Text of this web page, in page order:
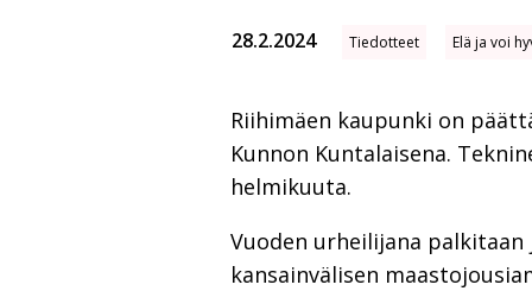
28.2.2024 Tiedotteet Elä ja voi
Riihimäen kaupunki on
Kunnon Kuntalaisena.
helmikuuta.
Vuoden urheilijana palkitaan
kansainvälisen